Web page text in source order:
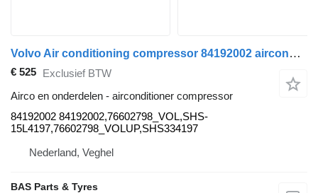
Volvo Air conditioning compressor 84192002 airconditioner compressor voor Volvo vrachtwagen
€ 525 Exclusief BTW
Airco en onderdelen - airconditioner compressor
84192002 84192002,76602798_VOL,SHS-
15L4197,76602798_VOLUP,SHS334197
Nederland, Veghel
BAS Parts & Tyres